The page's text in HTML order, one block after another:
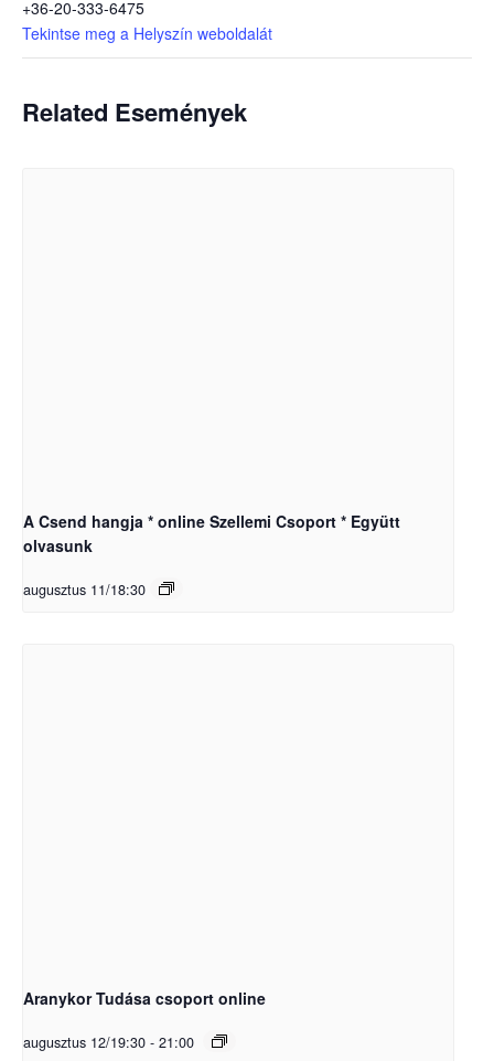
+36-20-333-6475
Tekintse meg a Helyszín weboldalát
Related Események
A Csend hangja * online Szellemi Csoport * Együtt
olvasunk
augusztus 11/18:30
Aranykor Tudása csoport online
augusztus 12/19:30 - 21:00